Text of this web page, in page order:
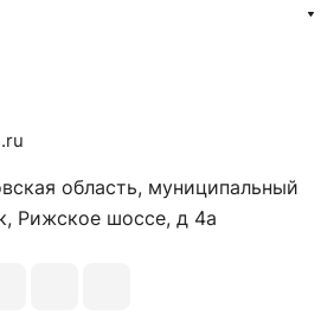
область, муниципальный
Рижское шоссе, д 4а